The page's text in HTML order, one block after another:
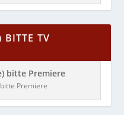
BITTE TV
Premiere